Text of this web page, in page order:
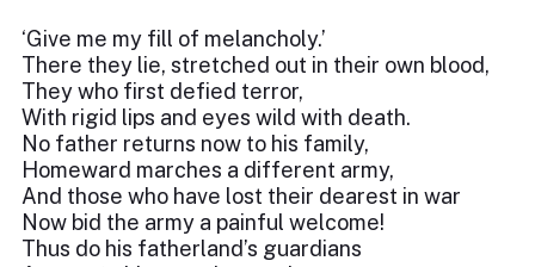
‘Give me my fill of melancholy.’
There they lie, stretched out in their own blood,
They who first defied terror,
With rigid lips and eyes wild with death.
No father returns now to his family,
Homeward marches a different army,
And those who have lost their dearest in war
Now bid the army a painful welcome!
Thus do his fatherland’s guardians